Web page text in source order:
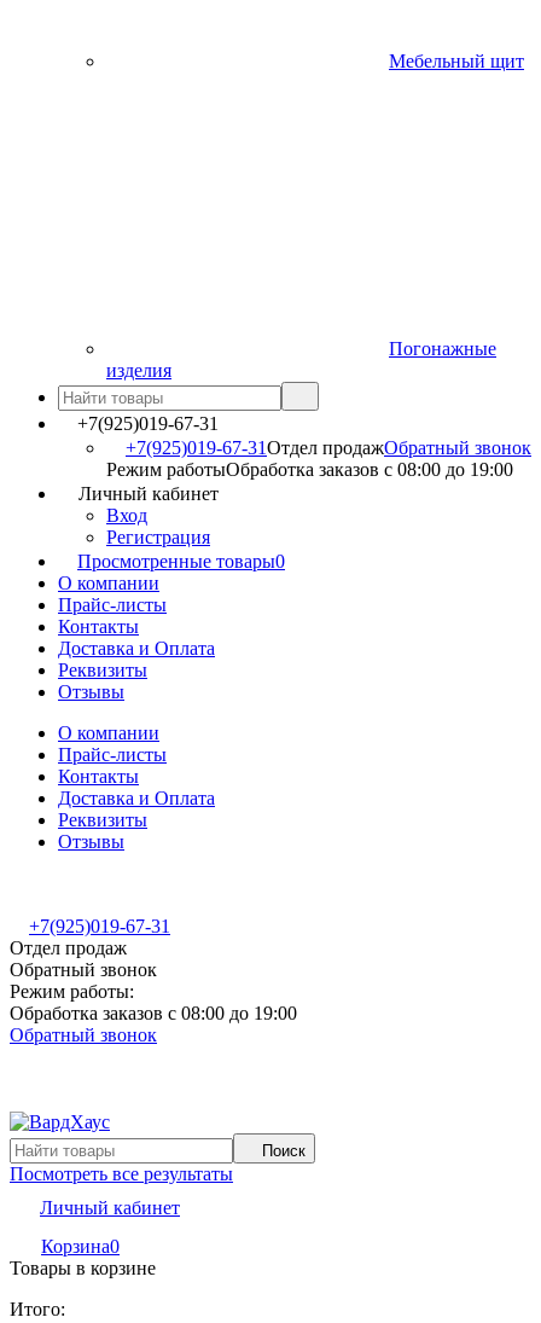
Мебельный щит
Погонажные
изделия
+7(925)019-67-31
+7(925)019-67-31Отдел продажОбратный звонок
Режим работыОбработка заказов с 08:00 до 19:00
Личный кабинет
Вход
Регистрация
Просмотренные товары0
О компании
Прайс-листы
Контакты
Доставка и Оплата
Реквизиты
Отзывы
О компании
Прайс-листы
Контакты
Доставка и Оплата
Реквизиты
Отзывы
+7(925)019-67-31
Отдел продаж
Обратный звонок
Режим работы:
Обработка заказов с 08:00 до 19:00
Обратный звонок
Поиск
Посмотреть все результаты
Личный кабинет
Корзина0
Товары в корзине
Итого: